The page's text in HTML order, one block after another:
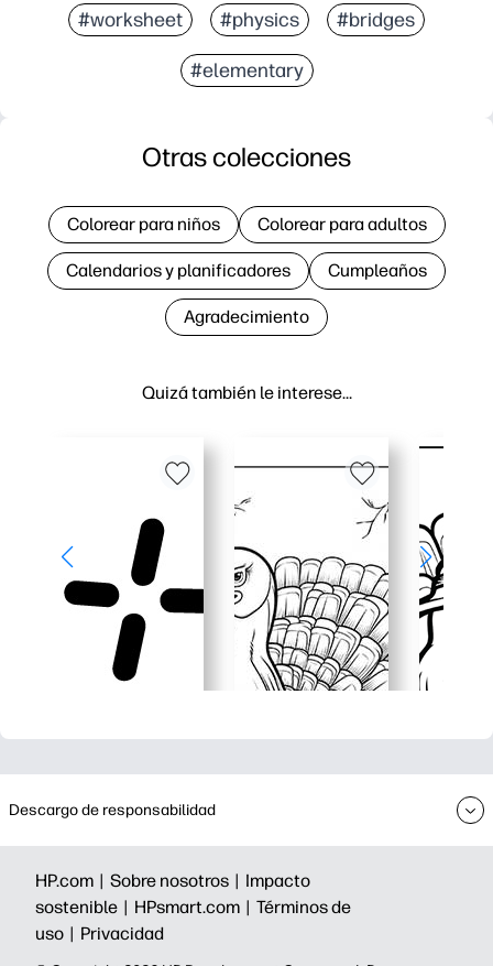
#worksheet #physics #bridges
#elementary
Quizá también le interese…
Otras colecciones
Colorear para niños Colorear para adultos
Calendarios y planificadores Cumpleaños
Agradecimiento
Descargo de responsabilidad
HP.com | Sobre nosotros | Impacto
sostenible | HPsmart.com | Términos de
uso | Privacidad